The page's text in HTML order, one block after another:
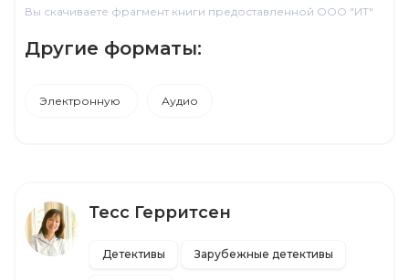
Вы скачиваете фрагмент книги предоставленной ООО "ИТ"
Другие форматы:
Электронную Аудио
Тесс Герритсен
Детективы Зарубежные детективы